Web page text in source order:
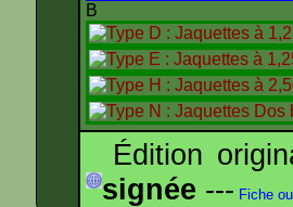
B
Édition
signée --- Fiche